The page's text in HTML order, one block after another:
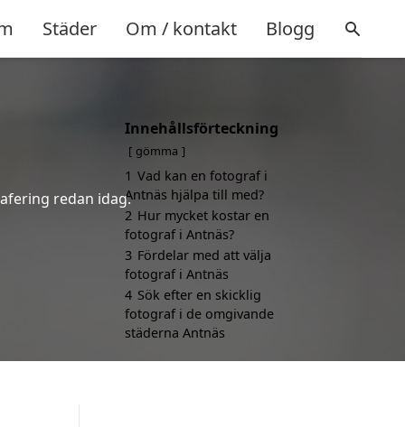
Städer Om / kontakt Blogg
redan idag.
Innehållsförteckning
gömma
1 Vad kan en fotograf i
Antnäs hjälpa till med?
2 Hur mycket kostar en
fotograf i Antnäs?
3 Fördelar med att välja
fotograf i Antnäs
4 Sök efter en skicklig
fotograf i de omgivande
städerna Antnäs